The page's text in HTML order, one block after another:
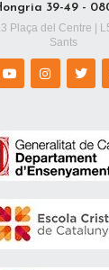
39-49 -
Plaça del Centre |
Sants